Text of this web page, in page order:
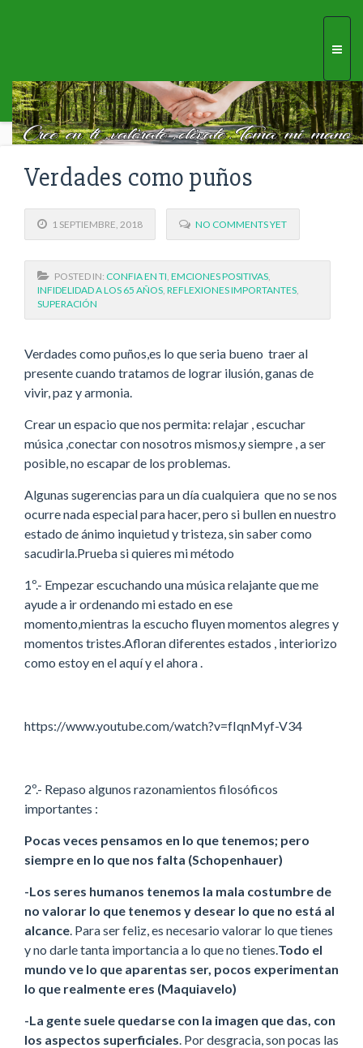
Verdades como puños
1 SEPTIEMBRE, 2018 NO COMMENTS YET
POSTED IN: CONFIA EN TI EMCIONES POSITIVAS
INFIDELIDAD A LOS 65 AÑOS REFLEXIONES IMPORTANTES
SUPERACIÓN
Verdades como puños,es lo que seria bueno traer al
presente cuando tratamos de lograr ilusión, ganas de
vivir, paz y armonia.
Crear un espacio que nos permita: relajar , escuchar
música ,conectar con nosotros mismos,y siempre , a ser
posible, no escapar de los problemas.
Algunas sugerencias para un día cualquiera que no se nos
ocurre nada especial para hacer, pero si bullen en nuestro
estado de ánimo inquietud y tristeza, sin saber como
sacudirla.Prueba si quieres mi método
1º.- Empezar escuchando una música relajante que me
ayude a ir ordenando mi estado en ese
momento,mientras la escucho fluyen momentos alegres y
momentos tristes.Afloran diferentes estados , interiorizo
como estoy en el aquí y el ahora .
https://www.youtube.com/watch?v=fIqnMyf-V34
2º.- Repaso algunos razonamientos filosóficos
importantes :
Pocas veces pensamos en lo que tenemos; pero
siempre en lo que nos falta (Schopenhauer)
-Los seres humanos tenemos la mala costumbre de
no valorar lo que tenemos y desear lo que no está al
alcance . Para ser feliz, es necesario valorar lo que tienes
y no darle tanta importancia a lo que no tienes. Todo el
mundo ve lo que aparentas ser, pocos experimentan
lo que realmente eres (Maquiavelo)
-La gente suele quedarse con la imagen que das, con
los aspectos superficiales . Por desgracia, son pocas las